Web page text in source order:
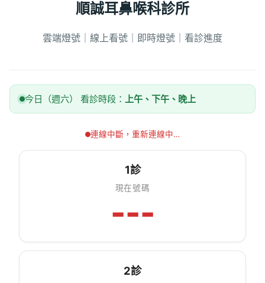
順誠耳鼻喉科診所
雲端燈號｜線上看號｜即時燈號｜看診進度
今日（週六） 看診時段： 上午、下午、晚上
連線中斷，重新連線中…
1診
現在號碼
---
2診